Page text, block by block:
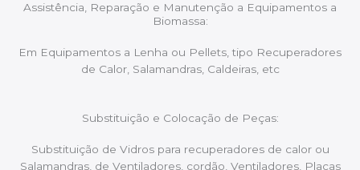
Assistência, Reparação e Manutenção a Equipamentos a
Biomassa:
Em Equipamentos a Lenha ou Pellets, tipo Recuperadores
de Calor, Salamandras, Caldeiras, etc
Substituição e Colocação de Peças:
Substituição de Vidros para recuperadores de calor ou
Salamandras, de Ventiladores, cordão, Ventiladores, Placas